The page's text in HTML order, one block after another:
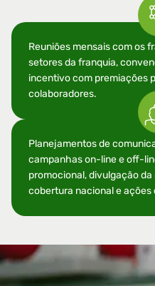
Reuniões mensais com os
setores da franquia,
incentivo com premiações
colaboradores.
Planejamentos de
campanhas on-line e off-
promocional, divulgação
cobertura nacional e ações